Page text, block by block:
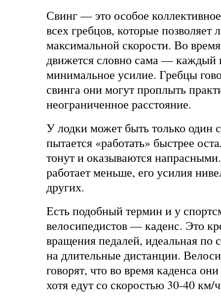
Свинг — это особое
всех гребцов, которые позволяет
максимальной скорости. Во
движется словно сама — каждый
минимальное усилие. Гребцы
свинга они могут проплыть
неограниченное расстояние.
У лодки может быть только один
пытается «работать» быстрее
тонут и оказываются
работает меньше, его усилия
других.
Есть подобный термин и у
велосипедистов — каденс. Это
вращения педалей, идеальная
на длительные дистанции.
говорят, что во время каденса
хотя едут со скоростью 30-40 км/